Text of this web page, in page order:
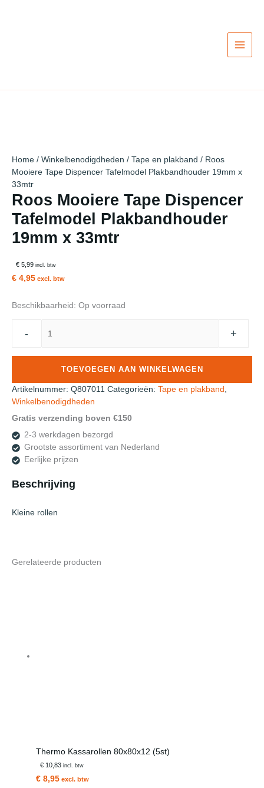
Home / Winkelbenodigdheden / Tape en plakband / Roos
Mooiere Tape Dispencer Tafelmodel Plakbandhouder 19mm x
33mtr
Roos Mooiere Tape Dispencer
Tafelmodel Plakbandhouder
19mm x 33mtr
€ 5,99incl. btw
€ 4,95 excl. btw
Beschikbaarheid: Op voorraad
-
Mooiere
Plakbandhouder
19mm
aantal
+
TOEVOEGEN AAN WINKELWAGEN
Artikelnummer: Q807011 Categorieën: Tape en plakband ,
Winkelbenodigdheden
Gratis verzending boven €150
2-3 werkdagen bezorgd
Grootste assortiment van Nederland
Eerlijke prijzen
Beschrijving
Kleine rollen
Gerelateerde producten
Thermo Kassarollen 80x80x12 (5st)
€ 10,83incl. btw
€ 8,95 excl. btw